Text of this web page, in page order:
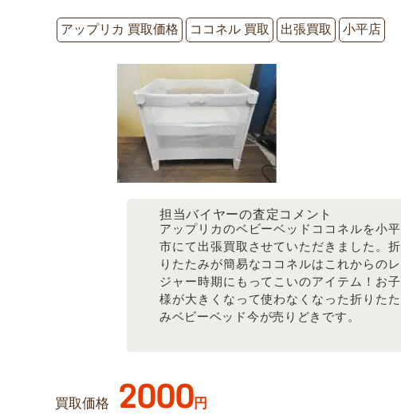
アップリカ 買取価格
ココネル 買取 出張買取 小平店
担当バイヤーの査定コメント
アップリカのベビーベッドココネルを小平
市にて出張買取させていただきました。折
りたたみが簡易なココネルはこれからのレ
ジャー時期にもってこいのアイテム！お子
様が大きくなって使わなくなった折りたた
みベビーベッド今が売りどきです。
買取価格 2000円